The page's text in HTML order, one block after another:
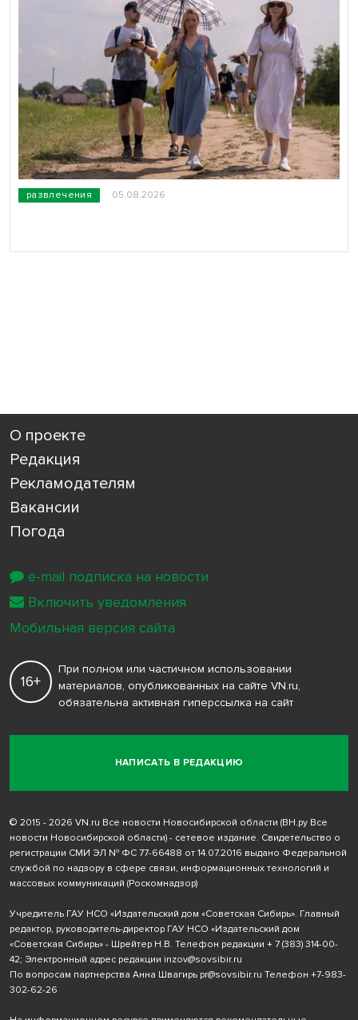
развлечения 05.08.2026
О проекте
Редакция
Рекламодателям
Вакансии
Погода
НАПИСАТЬ В РЕДАКЦИЮ
16+
При полном или частичном использовании
материалов, опубликованных на сайте VN.ru,
обязательна активная гиперссылка на сайт
© 2015 - 2026 VN.ru Все новости Новосибирской области (ВН.ру Все
новости Новосибирской области) - сетевое издание. Свидетельство о
регистрации СМИ ЭЛ № ФС 77-66488 от 14.07.2016 выдано Федеральной
службой по надзору в сфере связи, информационных технологий и
массовых коммуникаций (Роскомнадзор)
Учредитель ГАУ НСО «Издательский дом «Советская Сибирь». Главный
редактор, руководитель-директор ГАУ НСО «Издательский дом
«Советская Сибирь» - Шрейтер Н.В. Телефон редакции + 7 (383) 314-00-
42; Электронный адрес редакции inzov@sovsibir.ru
По вопросам партнерства Анна Швагирь pr@sovsibir.ru Телефон +7-983-
302-62-26
e-mail подписка на новости
Включить уведомления
Мобильная версия сайта